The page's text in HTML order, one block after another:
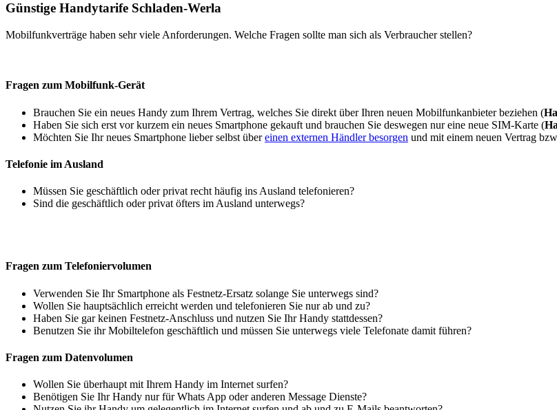
Günstige Handytarife Schladen-Werla
Mobilfunkverträge haben sehr viele Anforderungen. Welche Fragen sollte man sich als Verbraucher stellen?
Fragen zum Mobilfunk-Gerät
Brauchen Sie ein neues Handy zum Ihrem Vertrag, welches Sie direkt über Ihren neuen Mobilfunkanbieter beziehen (
Haben Sie sich erst vor kurzem ein neues Smartphone gekauft und brauchen Sie deswegen nur eine neue SIM-Karte (
Möchten Sie Ihr neues Smartphone lieber selbst übereinen externen Händler besorgen und mit einem neuen Vertrag
Telefonie im Ausland
Müssen Sie geschäftlich oder privat recht häufig ins Ausland telefonieren?
Sind die geschäftlich oder privat öfters im Ausland unterwegs?
Fragen zum Telefoniervolumen
Verwenden Sie Ihr Smartphone als Festnetz-Ersatz solange Sie unterwegs sind?
Wollen Sie hauptsächlich erreicht werden und telefonieren Sie nur ab und zu?
Haben Sie gar keinen Festnetz-Anschluss und nutzen Sie Ihr Handy stattdessen?
Benutzen Sie ihr Mobiltelefon geschäftlich und müssen Sie unterwegs viele Telefonate damit führen?
Fragen zum Datenvolumen
Wollen Sie überhaupt mit Ihrem Handy im Internet surfen?
Benötigen Sie Ihr Handy nur für Whats App oder anderen Message Dienste?